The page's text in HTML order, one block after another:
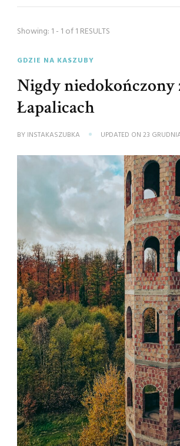
Showing: 1 - 1 of 1 RESULTS
GDZIE NA KASZUBY
Nigdy niedokończony
Łapalicach
BY INSTAKASZUBKA UPDATED ON 23